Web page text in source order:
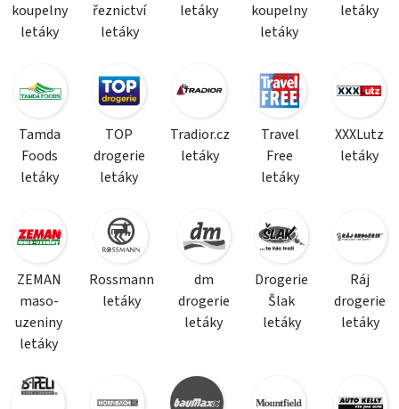
koupelny
letáky
řeznictví
letáky
letáky
koupelny
letáky
letáky
Tamda
Foods
letáky
TOP
drogerie
letáky
Tradior.cz
letáky
Travel
Free
letáky
XXXLutz
letáky
ZEMAN
maso-
uzeniny
letáky
Rossmann
letáky
dm
drogerie
letáky
Drogerie
Šlak
letáky
Ráj
drogerie
letáky